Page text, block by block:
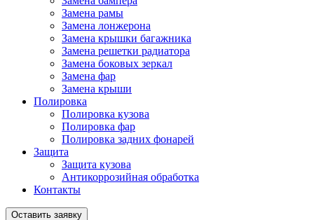
Замена рамы
Замена лонжерона
Замена крышки багажника
Замена решетки радиатора
Замена боковых зеркал
Замена фар
Замена крыши
Полировка
Полировка кузова
Полировка фар
Полировка задних фонарей
Защита
Защита кузова
Антикоррозийная обработка
Контакты
Оставить заявку